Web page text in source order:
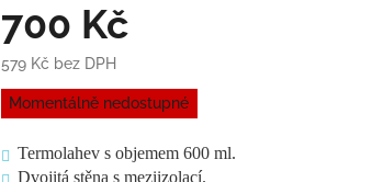
700 Kč
579 Kč bez DPH
Měrná
cena:
Momentálně nedostupné
Termolahev s objemem 600 ml.
Dvojitá stěna s meziizolací.